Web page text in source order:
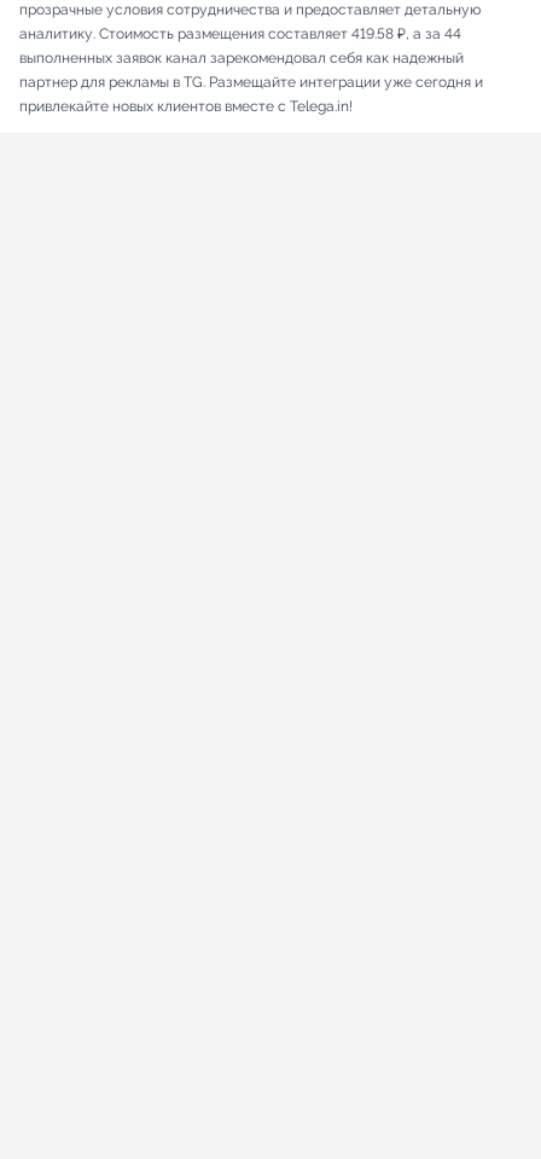
прозрачные условия сотрудничества и предоставляет детальную
аналитику. Стоимость размещения составляет 419.58 ₽, а за 44
выполненных заявок канал зарекомендовал себя как надежный
партнер для рекламы в TG. Размещайте интеграции уже сегодня и
привлекайте новых клиентов вместе с Telega.in!